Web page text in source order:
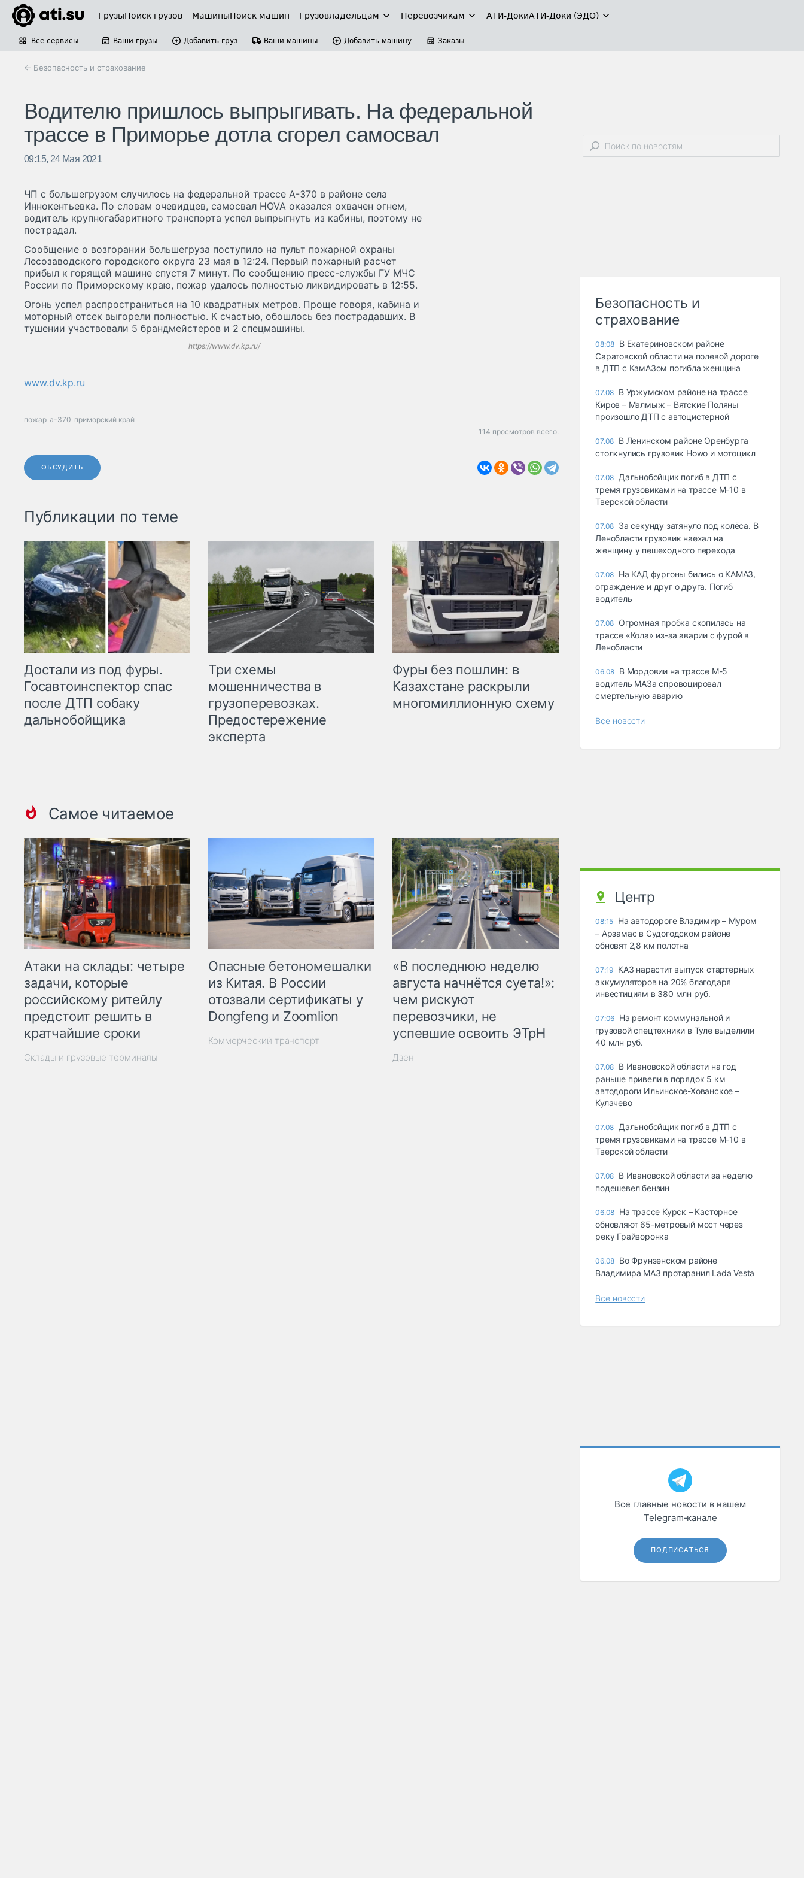
ГрузыПоиск грузов МашиныПоиск машин Грузовладельцам Перевозчикам АТИ-ДокиАТИ-Доки (ЭДО)
Все сервисы Ваши грузы Добавить груз Ваши машины Добавить машину Заказы
← Безопасность и страхование
Водителю пришлось выпрыгивать. На федеральной
трассе в Приморье дотла сгорел самосвал
09:15, 24 Мая 2021
ЧП с большегрузом случилось на федеральной трассе А-370 в районе села
Иннокентьевка. По словам очевидцев, самосвал HOVA оказался охвачен огнем,
водитель крупногабаритного транспорта успел выпрыгнуть из кабины, поэтому не
пострадал.
Сообщение о возгорании большегруза поступило на пульт пожарной охраны
Лесозаводского городского округа 23 мая в 12:24. Первый пожарный расчет
прибыл к горящей машине спустя 7 минут. По сообщению пресс-службы ГУ МЧС
России по Приморскому краю, пожар удалось полностью ликвидировать в 12:55.
Огонь успел распространиться на 10 квадратных метров. Проще говоря, кабина и
моторный отсек выгорели полностью. К счастью, обошлось без пострадавших. В
тушении участвовали 5 брандмейстеров и 2 спецмашины.
https://www.dv.kp.ru/
www.dv.kp.ru
пожар а-370 приморский край
114 просмотров всего.
ОБСУДИТЬ
Публикации по теме
Достали из под фуры.
Госавтоинспектор спас
после ДТП собаку
дальнобойщика
Три схемы
мошенничества в
грузоперевозках.
Предостережение
эксперта
Фуры без пошлин: в
Казахстане раскрыли
многомиллионную схему
Самое читаемое
Атаки на склады: четыре
задачи, которые
российскому ритейлу
предстоит решить в
кратчайшие сроки
Склады и грузовые терминалы
Опасные бетономешалки
из Китая. В России
отозвали сертификаты у
Dongfeng и Zoomlion
Коммерческий транспорт
«В последнюю неделю
августа начнётся суета!»:
чем рискуют
перевозчики, не
успевшие освоить ЭТрН
Дзен
Безопасность и
страхование
08:08 В Екатериновском районе
Саратовской области на полевой дороге
в ДТП с КамАЗом погибла женщина
07.08 В Уржумском районе на трассе
Киров – Малмыж – Вятские Поляны
произошло ДТП с автоцистерной
07.08 В Ленинском районе Оренбурга
столкнулись грузовик Howo и мотоцикл
07.08 Дальнобойщик погиб в ДТП с
тремя грузовиками на трассе М-10 в
Тверской области
07.08 За секунду затянуло под колёса. В
Ленобласти грузовик наехал на
женщину у пешеходного перехода
07.08 На КАД фургоны бились о КАМАЗ,
ограждение и друг о друга. Погиб
водитель
07.08 Огромная пробка скопилась на
трассе «Кола» из-за аварии с фурой в
Ленобласти
06.08 В Мордовии на трассе М-5
водитель МАЗа спровоцировал
смертельную аварию
Все новости
Центр
08:15 На автодороге Владимир – Муром
– Арзамас в Судогодском районе
обновят 2,8 км полотна
07:19 КАЗ нарастит выпуск стартерных
аккумуляторов на 20% благодаря
инвестициям в 380 млн руб.
07:06 На ремонт коммунальной и
грузовой спецтехники в Туле выделили
40 млн руб.
07.08 В Ивановской области на год
раньше привели в порядок 5 км
автодороги Ильинское-Хованское –
Кулачево
07.08 Дальнобойщик погиб в ДТП с
тремя грузовиками на трассе М-10 в
Тверской области
07.08 В Ивановской области за неделю
подешевел бензин
06.08 На трассе Курск – Касторное
обновляют 65-метровый мост через
реку Грайворонка
06.08 Во Фрунзенском районе
Владимира МАЗ протаранил Lada Vesta
Все новости
Все главные новости в нашем
Telegram‑канале
ПОДПИСАТЬСЯ